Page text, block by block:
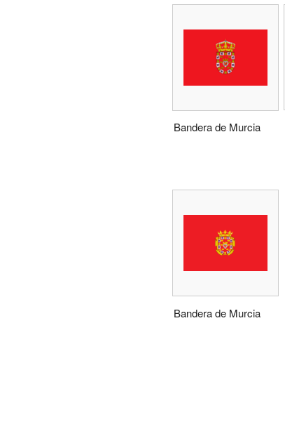
Bandera de Murcia
Bandera de Murcia